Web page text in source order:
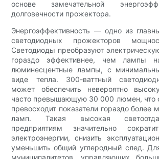
основе замечательной
долговечности прожектора.
Энергоэффективность — одно из
светодиодных прожекторов
Светодиоды преобразуют
гораздо эффективнее, чем лампы
люминесцентные лампы, с
виде тепла. 300-ваттный
может обеспечить невероятно
часто превышающую 30 000 люмен, что
превосходит показатели гораздо
ламп. Такая высокая
предприятиям значительно
электроэнергии, снизить
уменьшить общий углеродный след.
муниципалитетов, управляющих